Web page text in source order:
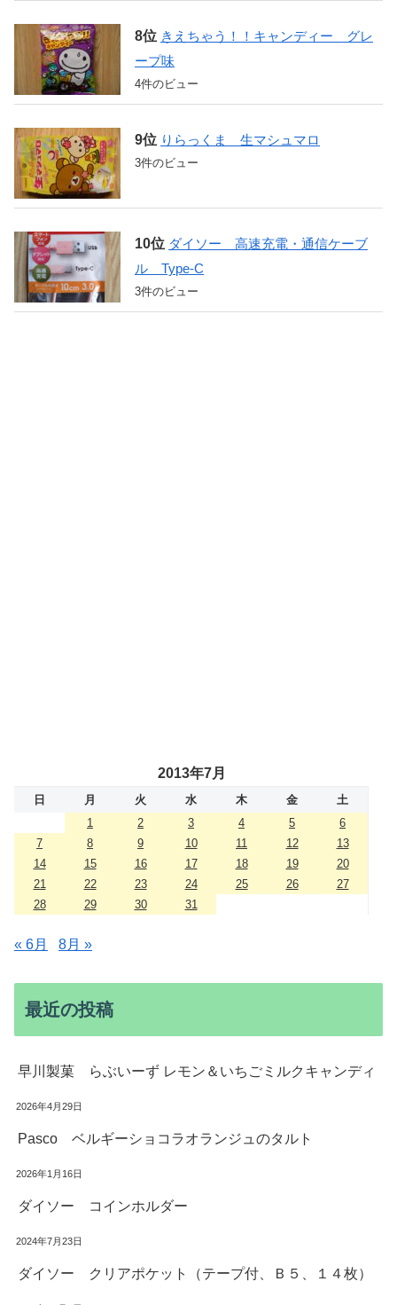
きえちゃう！！キャンディー グレ
ープ味
4件のビュー
りらっくま 生マシュマロ
3件のビュー
ダイソー 高速充電・通信ケーブ
ル Type-C
3件のビュー
2013年7月
日 月 火 水 木 金
土
1
2 3 4 5
6
7
8 9 10 11 12
13
14
15 16 17 18 19
20
21
22 23 24 25 26
27
28
29 30 31
« 6月 8月 »
最近の投稿
早川製菓 らぶいーず レモン＆いちごミルクキャンディ
2026年4月29日
Pasco ベルギーショコラオランジュのタルト
2026年1月16日
ダイソー コインホルダー
2024年7月23日
ダイソー クリアポケット（テープ付、Ｂ５、１４枚）